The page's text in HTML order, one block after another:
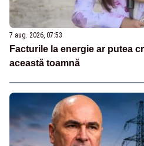
7 aug. 2026, 07:53
Facturile la energie ar putea
această toamnă